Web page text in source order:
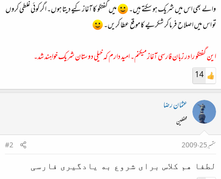
والے بھی اس میں شریک ہو سکتے ہیں۔
میں گفتگو کا آغاز کیے دیتا ہوں۔ اگر کوئی غلطی کروں
تو اس میں اصلاح فرما کر شکریے کا موقع عطا کریں۔
این گفتگو را در زبان فارسی آغاز میکنم۔ امید دارم کہ خیلی دوستان شریک خواہند شد۔
14
عثمان رضا
محفلین
ستمبر 25، 2009
#2
لطفا هم کلاس برای شروع به یادگیری فارسی